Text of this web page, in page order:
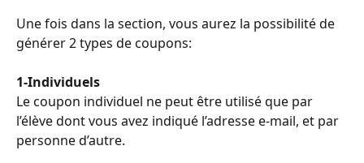
Une fois dans la section, vous aurez la possibilité de
générer 2 types de coupons:
1-Individuels
Le coupon individuel ne peut être utilisé que par
l’élève dont vous avez indiqué l’adresse e-mail, et par
personne d’autre.